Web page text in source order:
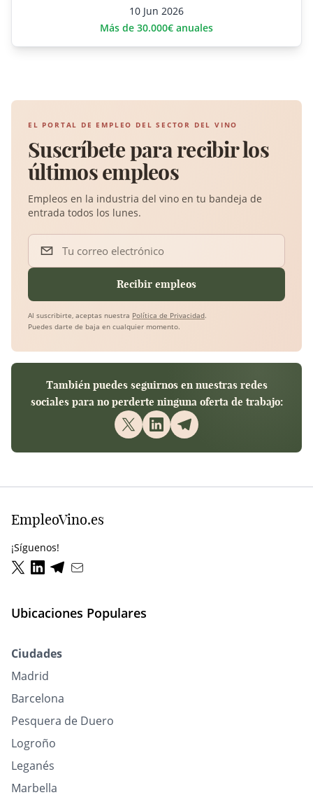
10 Jun 2026
Más de 30.000€ anuales
EL PORTAL DE EMPLEO DEL SECTOR DEL VINO
Suscríbete para recibir los
últimos empleos
Empleos en la industria del vino en tu bandeja de
entrada todos los lunes.
Tu correo electrónico
Recibir empleos
Al suscribirte, aceptas nuestra Política de Privacidad.
Puedes darte de baja en cualquier momento.
También puedes seguirnos en nuestras redes
sociales para no perderte ninguna oferta de trabajo:
EmpleoVino.es
¡Síguenos!
Ubicaciones Populares
Ciudades
Madrid
Barcelona
Pesquera de Duero
Logroño
Leganés
Marbella